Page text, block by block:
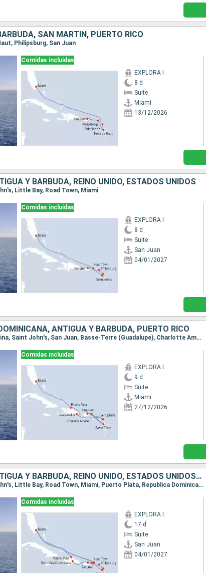
SAN MARTÍN, PUERTO RICO
Philipsburg, San Juan
Comidas incluidas
EXPLORA I
8 d
Suite
Miami
13/12/2026
Y BARBUDA, REINO UNIDO, ESTADOS UNIDOS
Little Bay, Road Town, Miami
Comidas incluidas
EXPLORA I
8 d
Suite
San Juan
04/01/2027
ANTIGUA Y BARBUDA, PUERTO RICO
Itinerario : Miami, Puerto Plata, Isla Catalina, Saint John's, San Juan, Basse-Terre (Guadalupe), Charlotte Amalie, San Juan
Comidas incluidas
EXPLORA I
9 d
Suite
Miami
27/12/2026
PUERTO RICO, SAN MARTÍN, ANTIGUA Y BARBUDA, REINO UNIDO, ESTADOS UNIDOS, REPÚBLICA DOMINICANA
Itinerario : San Juan, Philipsburg, Saint John's, Little Bay, Road Town, Miami, Puerto Plata, Republica Dominicana, San Juan, Charlotte Amalie, Virgin Gorda, Miami
Comidas incluidas
EXPLORA I
17 d
Suite
San Juan
04/01/2027